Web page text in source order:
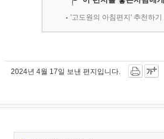
'고도원의 아침편지' 추천하기
2024년 4월 17일 보낸 편지입니다.